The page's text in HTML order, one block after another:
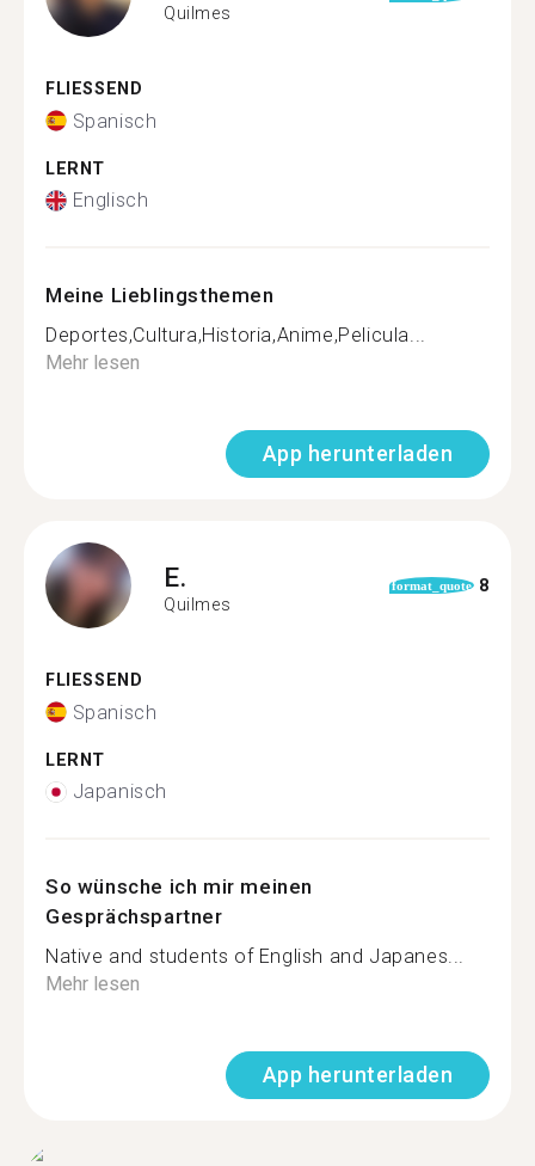
Quilmes
FLIESSEND
Spanisch
LERNT
Englisch
Meine Lieblingsthemen
Deportes,Cultura,Historia,Anime,Pelicula...
Mehr lesen
App herunterladen
E.
Quilmes
format_quote 8
FLIESSEND
Spanisch
LERNT
Japanisch
So wünsche ich mir meinen
Gesprächspartner
Native and students of English and Japanes...
Mehr lesen
App herunterladen